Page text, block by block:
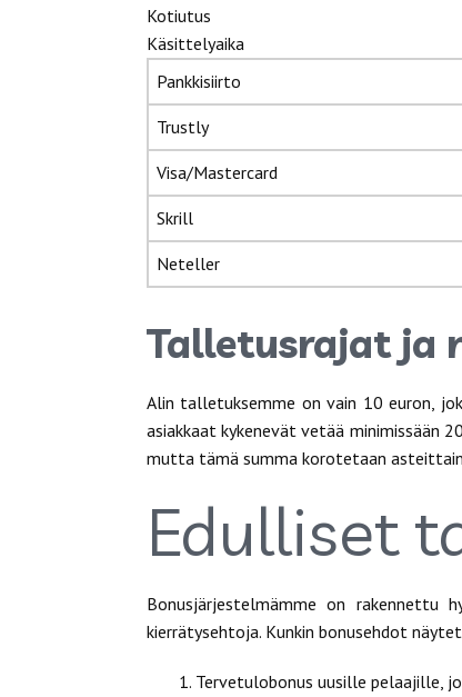
Kotiutus
Käsittelyaika
Pankkisiirto
Trustly
Visa/Mastercard
Skrill
Neteller
Talletusrajat ja
Alin talletuksemme on vain 10 euron,
asiakkaat kykenevät vetää minimissään
mutta tämä summa korotetaan
Edulliset
Bonusjärjestelmämme on rakennettu
kierrätysehtoja. Kunkin bonusehdot
Tervetulobonus uusille pelaajille,